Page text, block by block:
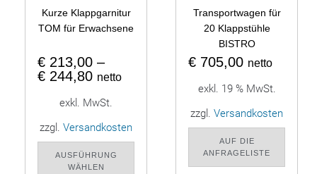
Kurze Klappgarnitur
TOM für Erwachsene
€ 213,00 –
€ 244,80 netto
exkl. MwSt.
zzgl. Versandkosten
AUSFÜHRUNG
WÄHLEN
Transportwagen für
20 Klappstühle
BISTRO
€ 705,00 netto
exkl. 19 % MwSt.
zzgl. Versandkosten
AUF DIE
ANFRAGELISTE